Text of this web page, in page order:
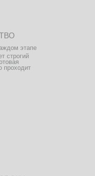
этапе
строгий
проходит